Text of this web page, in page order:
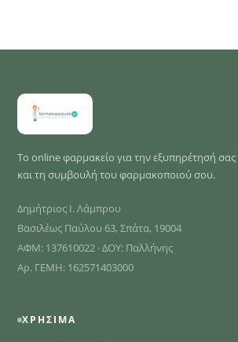
Το online φαρμακείο για την εξυπηρέτησή
και τη συμβουλή του φαρμακοποιού σου.
Δημήτριος Ι. Λάμπρου
Βασιλέως Παύλου 63, Σπάτα, 19004
ΑΦΜ: 137610022 · ΔΟΥ: Παλλήνης
Αρ. ΓΕΜΗ: 162571403000
ΧΡΉΣΙΜΑ